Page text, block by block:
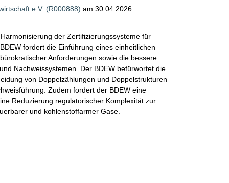
e.V. (R000888) am 30.04.2026
der Zertifizierungssysteme für
fordert die Einführung eines einheitlichen
Anforderungen sowie die bessere
Nachweissystemen. Der BDEW befürwortet die
von Doppelzählungen und Doppelstrukturen
Zudem fordert der BDEW eine
Reduzierung regulatorischer Komplexität zur
und kohlenstoffarmer Gase.